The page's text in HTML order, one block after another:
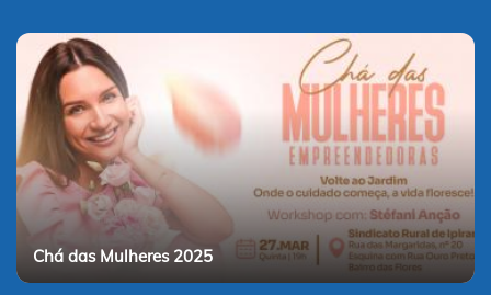
Chá das Mulheres 2025